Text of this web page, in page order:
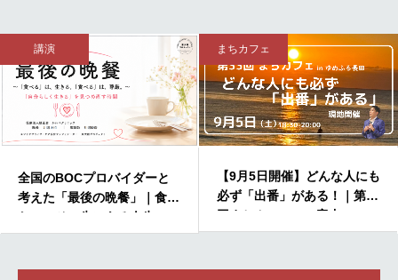
講演
全国のBOCプロバイダーと
考えた「最後の晩餐」｜食べ
たい、その先にある人生
まちカフェ
【9月5日開催】どんな人にも
必ず「出番」がある！｜第33
回まちカフェのご案内